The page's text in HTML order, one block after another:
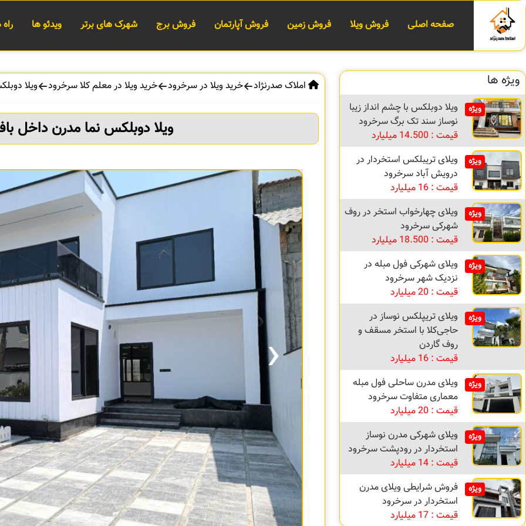
صفحه اصلی فروش ویلا فروش زمین فروش آپارتمان فروش برج شهرک های برتر ویدئو ها
املاک صدرنژاد خرید ویلا در سرخرود خرید ویلا در معلم کلا سرخرود ویلا
ویلا دوبلکس نما مدرن داخل
›
ویژه ها
ویژه
ویلا دوبلکس با چشم انداز زیبا
نوساز سند تک برگ سرخرود
قیمت : 14.500 میلیارد
ویژه
ویلای تریبلکس استخردار در
درویش آباد سرخرود
قیمت : 16 میلیارد
ویژه
ویلای چهارخواب استخر در روف
شهرکی سرخرود
قیمت : 18.500 میلیارد
ویژه
ویلای شهرکی فول مبله در
نزدیک شهر سرخرود
قیمت : 20 میلیارد
ویژه
ویلای تریپلکس نوساز در
حاجی‌کلا با استخر مسقف و
روف گاردن
قیمت : 16 میلیارد
ویژه
ویلای مدرن ساحلی فول مبله
معماری متفاوت سرخرود
قیمت : 20 میلیارد
ویژه
ویلای شهرکی مدرن نوساز
استخردار در رودپشت سرخرود
قیمت : 14 میلیارد
ویژه
فروش شرایطی ویلای مدرن
استخردار در سرخرود
قیمت : 17 میلیارد